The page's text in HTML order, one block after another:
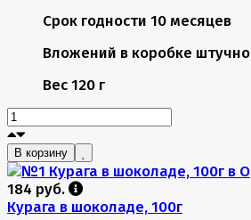
Срок годности 10 месяцев
Вложений в коробке штучно
Вес 120 г
В корзину
184 руб.
Курага в шоколаде, 100г